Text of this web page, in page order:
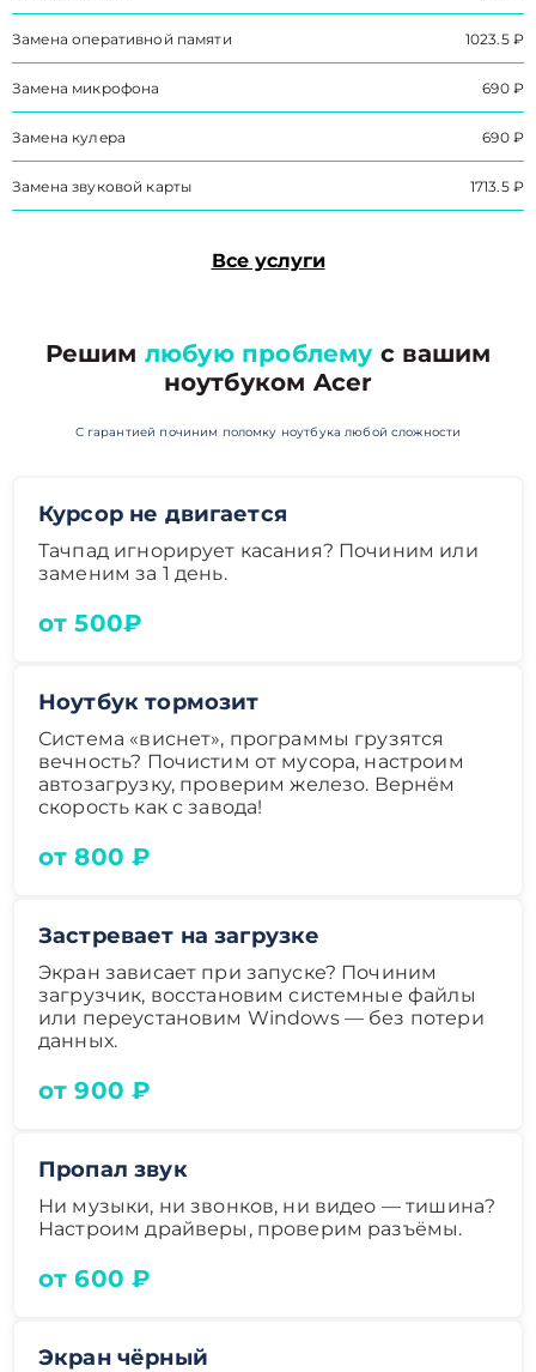
Замена оперативной памяти 1023.5 ₽
Замена микрофона 690 ₽
Замена кулера 690 ₽
Замена звуковой карты 1713.5 ₽
Все услуги
Решим любую проблему с вашим
ноутбуком Acer
С гарантией починим поломку ноутбука любой сложности
Курсор не двигается
Тачпад игнорирует касания? Починим или
заменим за 1 день.
от 500₽
Ноутбук тормозит
Система «виснет», программы грузятся
вечность? Почистим от мусора, настроим
автозагрузку, проверим железо. Вернём
скорость как с завода!
от 800 ₽
Застревает на загрузке
Экран зависает при запуске? Починим
загрузчик, восстановим системные файлы
или переустановим Windows — без потери
данных.
от 900 ₽
Пропал звук
Ни музыки, ни звонков, ни видео — тишина?
Настроим драйверы, проверим разъёмы.
от 600 ₽
Экран чёрный